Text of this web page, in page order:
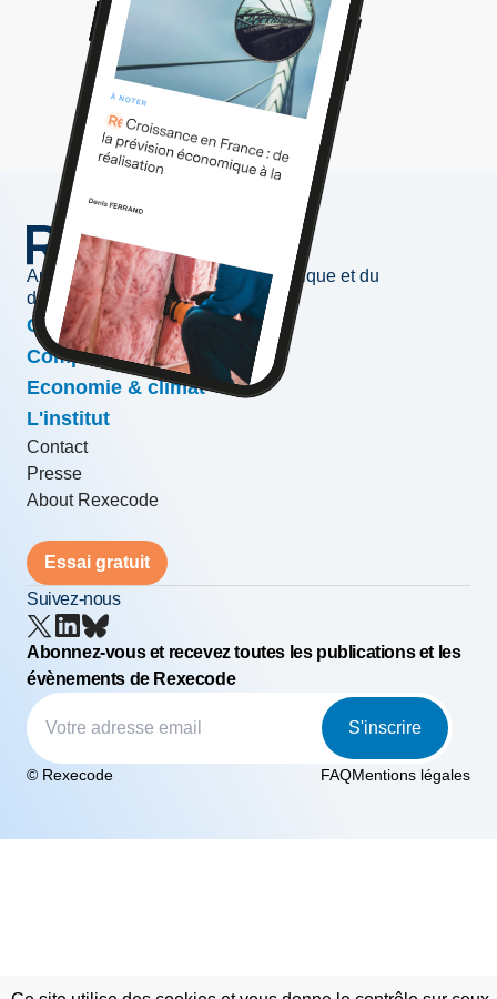
Au service de l'information économique et du
développement des entreprises
Conjoncture & prévisions
Compétitivité & croissance
Economie & climat
L'institut
Contact
Presse
About Rexecode
Essai gratuit
Suivez-nous
Abonnez-vous et recevez toutes les publications et les
évènements de Rexecode
S'inscrire
© Rexecode FAQMentions légales